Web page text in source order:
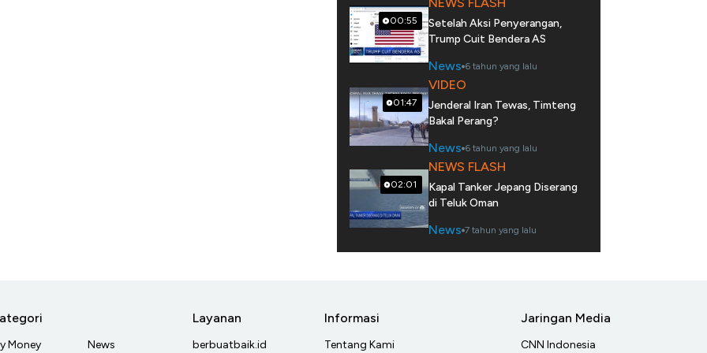
00:55
Setelah Aksi Penyerangan,
Trump Cuit Bendera AS
News 6 tahun yang lalu
01:47
VIDEO
Jenderal Iran Tewas, Timteng
Bakal Perang?
News 6 tahun yang lalu
02:01
NEWS FLASH
Kapal Tanker Jepang Diserang
di Teluk Oman
News 7 tahun yang lalu
Money News
Layanan
berbuatbaik.id
Informasi
Tentang Kami
Jaringan Media
CNN Indonesia